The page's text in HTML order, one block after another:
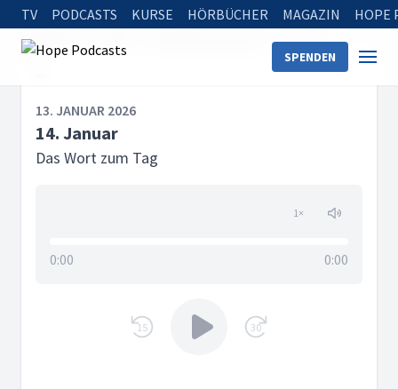
TV PODCASTS KURSE HÖRBÜCHER MAGAZIN HOPE
SPENDEN
Startseite 14. Januar
13. JANUAR 2026
14. Januar
Das Wort zum Tag
1×
0:00 0:00
15 30